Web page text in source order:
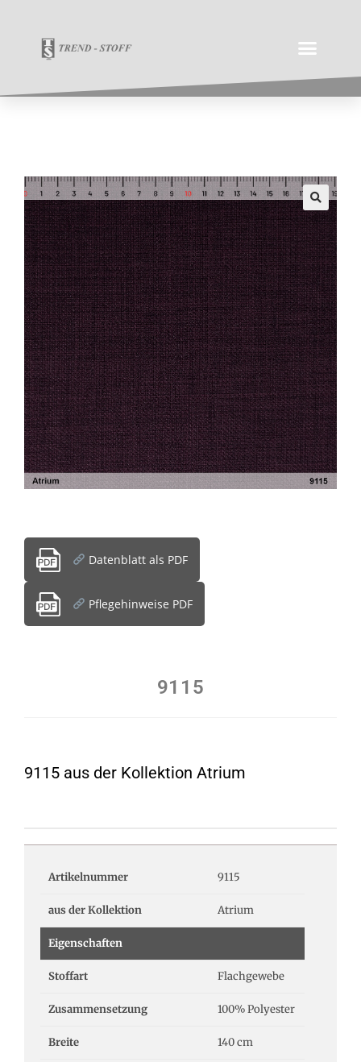
Datenblatt als PDF
Pflegehinweise PDF
9115
9115 aus der Kollektion Atrium
Artikelnummer 9115
aus der Kollektion Atrium
Eigenschaften
Stoffart Flachgewebe
Zusammensetzung 100% Polyester
Breite 140 cm